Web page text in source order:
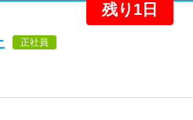
残り1日
正社員